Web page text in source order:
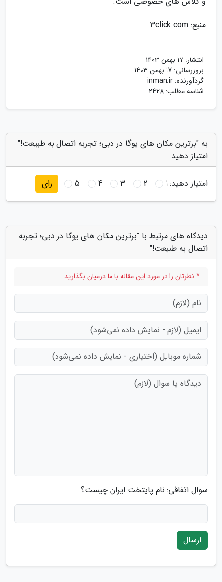
منبع: 3click.com
انتشار: 17 بهمن 1403
بروزرسانی: 17 بهمن 1403
گردآورنده: inman.ir
شناسه مطلب: 2428
به "برترین مکان های یوگا در دبی؛ تجربه اتصال به طبیعت!"
امتیاز دهید
امتیاز دهید:1
2
3
4
5 رای
دیدگاه های مرتبط با "برترین مکان های یوگا در دبی؛ تجربه
اتصال به طبیعت!"
* نظرتان را در مورد این مقاله با ما درمیان بگذارید
سوال اتفاقی: نام پایتخت ایران چیست؟
ارسال